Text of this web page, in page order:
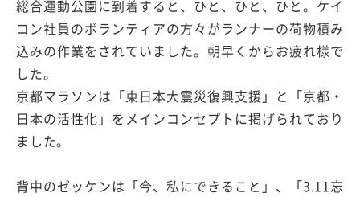
総合運動公園に到着すると、ひと、ひと、ひと。ケイ
コン社員のボランティアの方々がランナーの荷物積み
込みの作業をされていました。朝早くからお疲れ様で
した。
京都マラソンは「東日本大震災復興支援」と「京都・
日本の活性化」をメインコンセプトに掲げられており
ました。
背中のゼッケンは「今、私にできること」、「3.11忘